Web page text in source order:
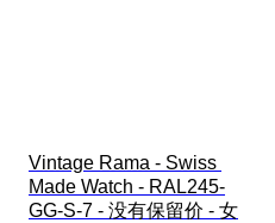
Vintage Rama - Swiss
Made Watch - RAL245-
GG-S-7 - 没有保留价 - 女